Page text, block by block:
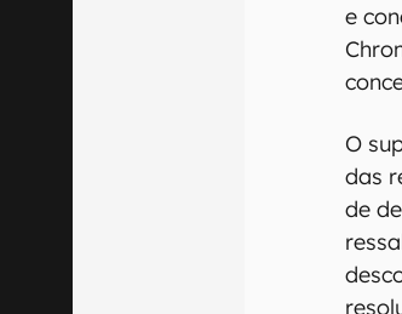
e
O
das
de